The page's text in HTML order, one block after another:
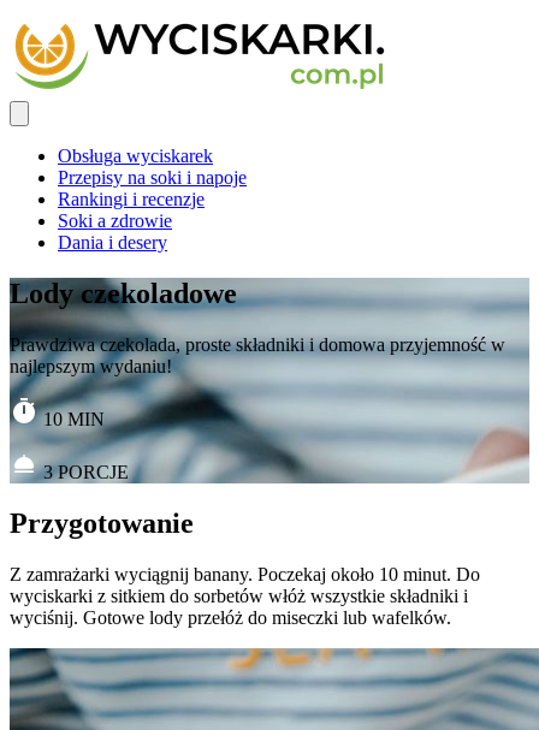
Obsługa wyciskarek
Przepisy na soki i napoje
Rankingi i recenzje
Soki a zdrowie
Dania i desery
Lody czekoladowe
Prawdziwa czekolada, proste składniki i domowa przyjemność w
najlepszym wydaniu!
10 MIN
3PORCJE
Przygotowanie
Z zamrażarki wyciągnij banany. Poczekaj około 10 minut. Do
wyciskarki z sitkiem do sorbetów włóż wszystkie składniki i
wyciśnij. Gotowe lody przełóż do miseczki lub wafelków.